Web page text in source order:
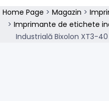
Home Page > Magazin >
> Imprimante de etichete
Industrială Bixolon XT3-